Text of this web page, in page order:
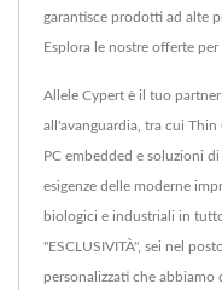
garantisce prodotti ad alte
Esplora le nostre offerte
Allele Cypert è il tuo
all'avanguardia, tra cui
PC embedded e soluzioni
esigenze delle moderne
biologici e industriali in
"ESCLUSIVITÀ", sei nel
personalizzati che